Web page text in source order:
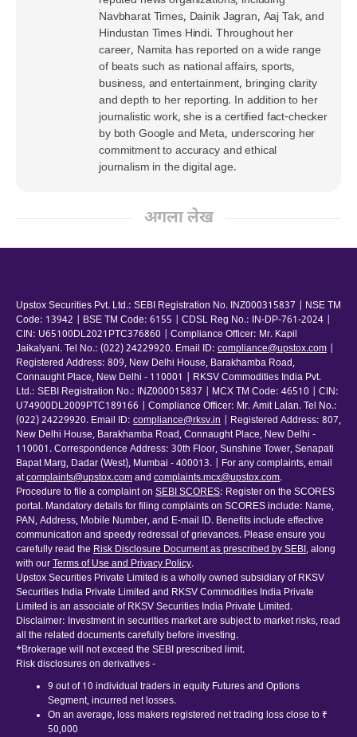
Navbharat Times, Dainik Jagran, Aaj Tak, and
Hindustan Times Hindi. Throughout her
career, Namita has reported on a wide range
of beats such as national affairs, sports,
business, and entertainment, bringing clarity
and depth to her reporting. In addition to her
journalistic work, she is a certified fact-checker
by both Google and Meta, underscoring her
commitment to accuracy and ethical
journalism in the digital age.
अगला लेख
Upstox Securities Pvt. Ltd.: SEBI Registration No. INZ000315837 | NSE TM
Code: 13942 | BSE TM Code: 6155 | CDSL Reg No.: IN-DP-761-2024 |
CIN: U65100DL2021PTC376860 | Compliance Officer: Mr. Kapil
Jaikalyani. Tel No.: (022) 24229920. Email ID: compliance@upstox.com
Registered Address: 809, New Delhi House, Barakhamba Road,
Connaught Place, New Delhi - 110001 | RKSV Commodities India Pvt.
Ltd.: SEBI Registration No.: INZ000015837 | MCX TM Code: 46510 | CIN:
U74900DL2009PTC189166 | Compliance Officer: Mr. Amit Lalan. Tel No.:
(022) 24229920. Email ID: compliance@rksv.in
| Registered Address: 807,
New Delhi House, Barakhamba Road, Connaught Place, New Delhi -
110001. Correspondence Address: 30th Floor, Sunshine Tower, Senapati
Bapat Marg, Dadar (West), Mumbai - 400013. | For any complaints, email
atcomplaints@upstox.comand complaints.mcx@upstox.com.
Procedure to file a complaint on SEBI SCORES: Register on the SCORES
portal. Mandatory details for filing complaints on SCORES include: Name,
PAN, Address, Mobile Number, and E-mail ID. Benefits include effective
communication and speedy redressal of grievances. Please ensure you
carefully read the Risk Disclosure Document as prescribed by SEBI, along
with ourTerms of Use and Privacy Policy.
Upstox Securities Private Limited is a wholly owned subsidiary of RKSV
Securities India Private Limited and RKSV Commodities India Private
Limited is an associate of RKSV Securities India Private Limited.
Disclaimer: Investment in securities market are subject to market risks, read
all the related documents carefully before investing.
*Brokerage will not exceed the SEBI prescribed limit.
Risk disclosures on derivatives -
9 out of 10 individual traders in equity Futures and Options
Segment, incurred net losses.
On an average, loss makers registered net trading loss close to ₹
50,000